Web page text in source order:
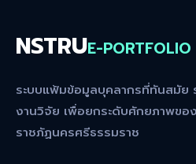
NSTRUE-PORTFOLIO
ระบบแฟ้มข้อมูลบุคลากรที่ทันสมัย
งานวิจัย เพื่อยกระดับศักยภาพขอ
ราชภัฏนครศรีธรรมราช